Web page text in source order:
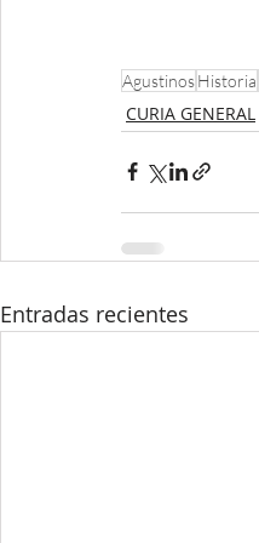
AgustinosHistoria
CURIA GENERAL
Entradas recientes